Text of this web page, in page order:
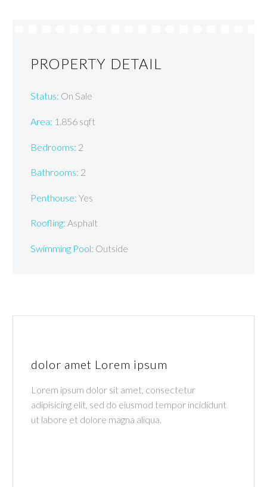
PROPERTY DETAIL
Status: On Sale
Area: 1.856 sqft
Bedrooms: 2
Bathrooms: 2
Penthouse: Yes
Roofling: Asphalt
Swimming Pool: Outside
dolor amet Lorem ipsum
Lorem ipsum dolor sit amet, consectetur
adipisicing elit, sed do eiusmod tempor incididunt
ut labore et dolore magna aliqua.